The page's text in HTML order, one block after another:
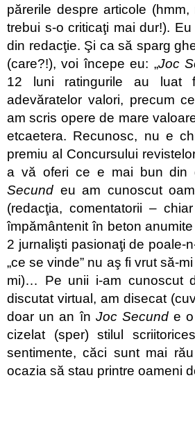
părerile despre articole
trebui s-o criticaţi mai dur!).
din redacţie. Şi ca să sparg
(care?!), voi începe eu: „Joc
12 luni ratingurile au luat
adevăratelor valori, precum
am scris opere de mare
etcaetera. Recunosc, nu e
premiu al Concursului
a vă oferi ce e mai bun din
Secund eu am cunoscut
(redacţia, comentatorii –
împământenit în beton
2 jurnalişti pasionaţi de poale-
„ce se vinde” nu aş fi vrut să-
mi)… Pe unii i-am cunoscut
discutat virtual, am disecat
doar un an în Joc Secunde o
cizelat (sper) stilul
sentimente, căci sunt mai
ocazia să stau printre oameni